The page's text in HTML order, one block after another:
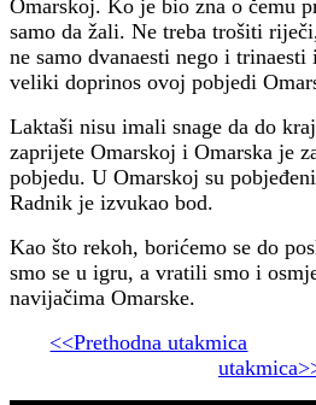
Omarskoj. Ko je bio zna o čemu
samo da žali. Ne treba trošiti
ne samo dvanaesti nego i
veliki doprinos ovoj pobjedi
Laktaši nisu imali snage da do
zaprijete Omarskoj i Omarska je
pobjedu. U Omarskoj su
Radnik je izvukao bod.
Kao što rekoh, borićemo se do
smo se u igru, a vratili smo i
navijačima Omarske.
<<Prethodna utakmica